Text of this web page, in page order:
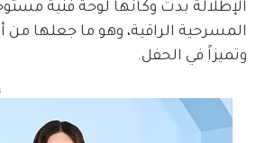
الإطلالة بدت وكأنها لوحة فنية
المسرحية الراقية، وهو ما جعلها من
وتميزاً في الحفل.